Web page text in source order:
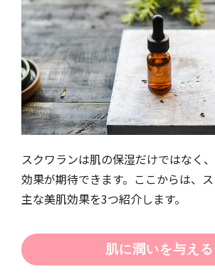
スクワランは肌の保湿だけではなく
効果が期待できます。ここからは、
主な美肌効果を3つ紹介します。
肌に潤いを与える